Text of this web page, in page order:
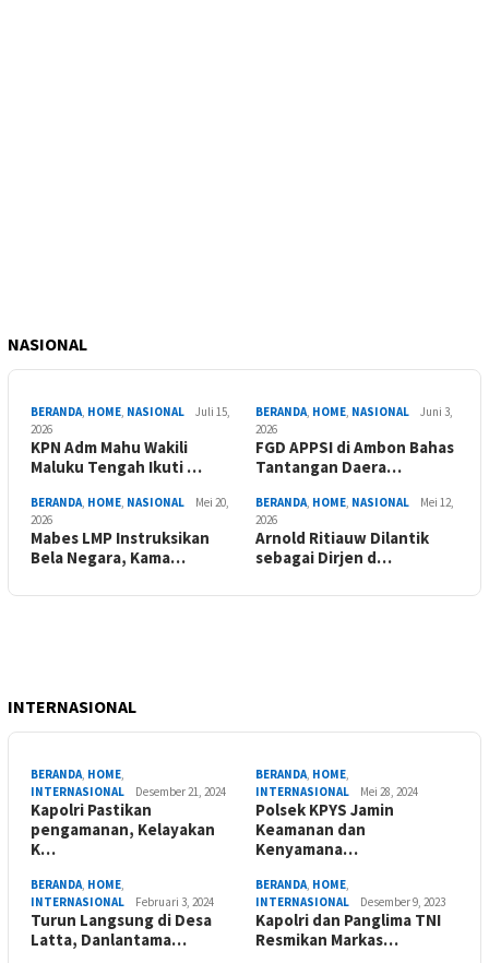
NASIONAL
BERANDA HOME NASIONAL
Juli 15,
2026
KPN Adm Mahu Wakili
Maluku Tengah Ikuti …
BERANDA HOME NASIONAL
Juni 3,
2026
FGD APPSI di Ambon Bahas
Tantangan Daera…
BERANDA HOME NASIONAL
Mei 20,
2026
Mabes LMP Instruksikan
Bela Negara, Kama…
BERANDA HOME NASIONAL
Mei 12,
2026
Arnold Ritiauw Dilantik
sebagai Dirjen d…
INTERNASIONAL
BERANDA HOME
INTERNASIONAL
Desember 21, 2024
Kapolri Pastikan
pengamanan, Kelayakan
K…
BERANDA HOME
INTERNASIONAL
Mei 28, 2024
Polsek KPYS Jamin
Keamanan dan
Kenyamana…
BERANDA HOME
INTERNASIONAL
Februari 3, 2024
Turun Langsung di Desa
Latta, Danlantama…
BERANDA HOME
INTERNASIONAL
Desember 9, 2023
Kapolri dan Panglima TNI
Resmikan Markas…